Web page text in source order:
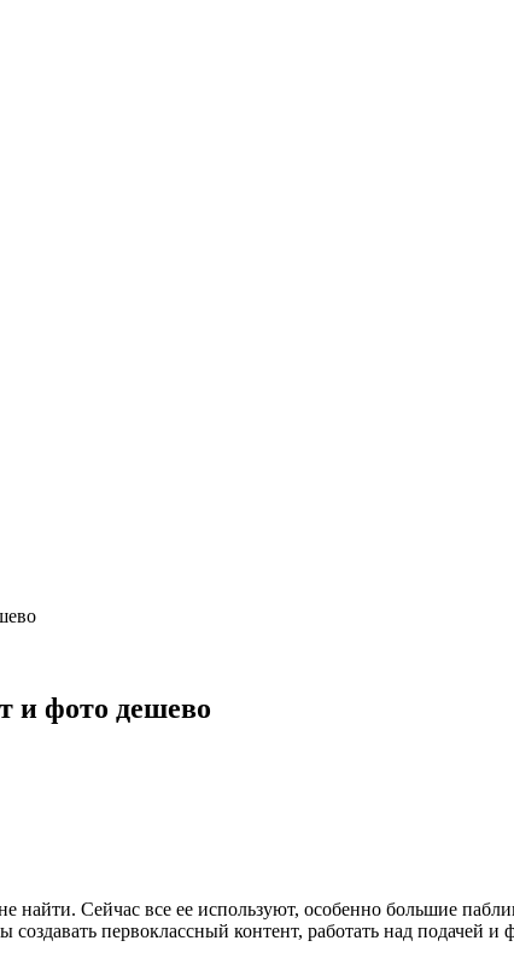
и фото дешево
Сейчас все ее используют, особенно большие
первоклассный контент, работать над подачей и